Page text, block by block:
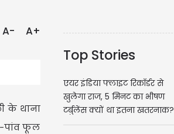
A- A+
के थाना
पांव फूल
Top Stories
एयर इंडिया फ्लाइट रिकॉर्डर से
खुलेगा राज, 5 मिनट का भीषण
टर्बुलेंस क्यों था इतना खतरनाक?